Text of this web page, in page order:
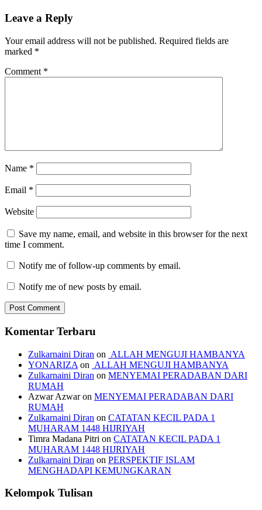
Leave a Reply
Your email address will not be published. Required fields are
marked *
Comment *
Name *
Email *
Website
Save my name, email, and website in this browser for the next
time I comment.
Notify me of follow-up comments by email.
Notify me of new posts by email.
Komentar Terbaru
Zulkarnaini Diran on ALLAH MENGUJI HAMBANYA
YONARIZA on ALLAH MENGUJI HAMBANYA
Zulkarnaini Diran on MENYEMAI PERADABAN DARI
RUMAH
Azwar Azwaron MENYEMAI PERADABAN DARI
RUMAH
Zulkarnaini Diran on CATATAN KECIL PADA 1
MUHARAM 1448 HIJRIYAH
Timra Madana Pitri on CATATAN KECIL PADA 1
MUHARAM 1448 HIJRIYAH
Zulkarnaini Diran on PERSPEKTIF ISLAM
MENGHADAPI KEMUNGKARAN
Kelompok Tulisan